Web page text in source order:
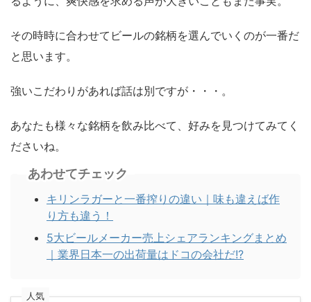
その時時に合わせてビールの銘柄を選んでいくのが一番だ
と思います。
強いこだわりがあれば話は別ですが・・・。
あなたも様々な銘柄を飲み比べて、好みを見つけてみてく
ださいね。
あわせてチェック
キリンラガーと一番搾りの違い｜味も違えば作
り方も違う！
5大ビールメーカー売上シェアランキングまとめ
｜業界日本一の出荷量はドコの会社だ!?
人気